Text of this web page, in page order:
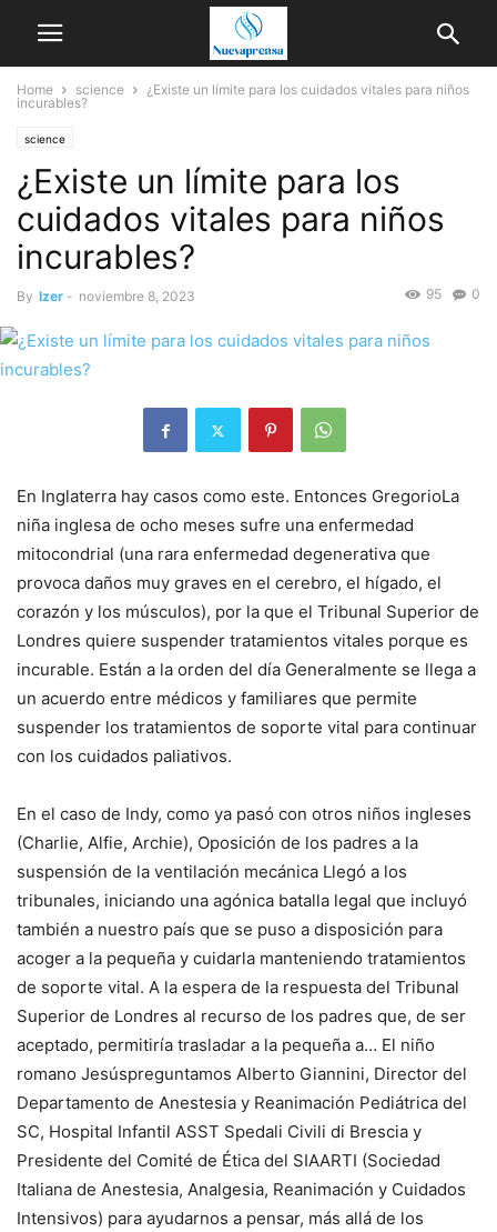
Home science
¿Existe un límite para los cuidados vitales para niños
incurables?
science
¿Existe un límite para los
cuidados vitales para niños
incurables?
By Izer - noviembre 8, 2023 0
95
En Inglaterra hay casos como este. Entonces GregorioLa
niña inglesa de ocho meses sufre una enfermedad
mitocondrial (una rara enfermedad degenerativa que
provoca daños muy graves en el cerebro, el hígado, el
corazón y los músculos), por la que el Tribunal Superior de
Londres quiere suspender tratamientos vitales porque es
incurable. Están a la orden del día Generalmente se llega a
un acuerdo entre médicos y familiares que permite
suspender los tratamientos de soporte vital para continuar
con los cuidados paliativos.
En el caso de Indy, como ya pasó con otros niños ingleses
(Charlie, Alfie, Archie), Oposición de los padres a la
suspensión de la ventilación mecánica Llegó a los
tribunales, iniciando una agónica batalla legal que incluyó
también a nuestro país que se puso a disposición para
acoger a la pequeña y cuidarla manteniendo tratamientos
de soporte vital. A la espera de la respuesta del Tribunal
Superior de Londres al recurso de los padres que, de ser
aceptado, permitiría trasladar a la pequeña a… El niño
romano Jesúspreguntamos Alberto Giannini, Director del
Departamento de Anestesia y Reanimación Pediátrica del
SC, Hospital Infantil ASST Spedali Civili di Brescia y
Presidente del Comité de Ética del SIAARTI (Sociedad
Italiana de Anestesia, Analgesia, Reanimación y Cuidados
Intensivos) para ayudarnos a pensar, más allá de los